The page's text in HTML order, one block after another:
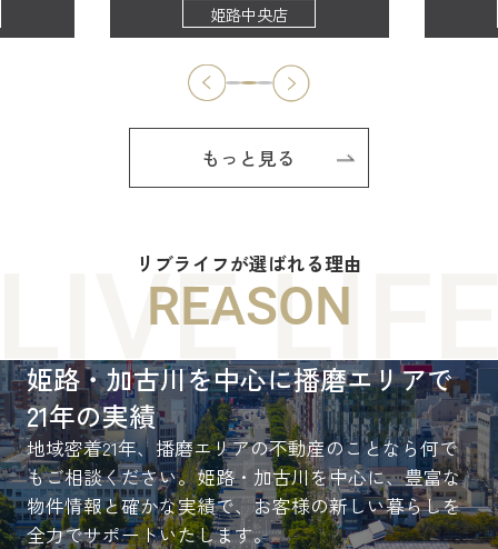
姫路中央店
もっと見る
リブライフが選ばれる理由
REASON
姫路・加古川を中心に播磨エリアで
21年の実績
地域密着21年、播磨エリアの不動産のことなら何で
もご相談ください。姫路・加古川を中心に、豊富な
物件情報と確かな実績で、お客様の新しい暮らしを
全力でサポートいたします。